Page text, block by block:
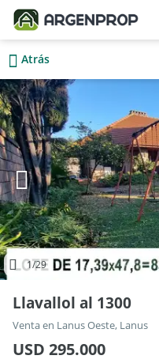
Atrás
1/29
Llavallol al 1300
Venta en Lanus Oeste, Lanus
USD 295.000